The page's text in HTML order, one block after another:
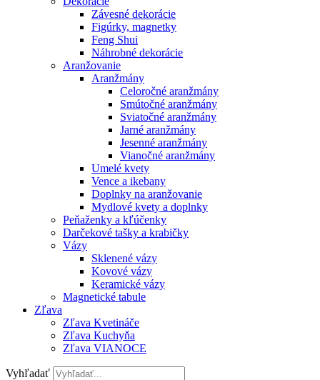
Závesné dekorácie
Figúrky, magnetky
Feng Shui
Náhrobné dekorácie
Aranžovanie
Aranžmány
Celoročné aranžmány
Smútočné aranžmány
Sviatočné aranžmány
Jarné aranžmány
Jesenné aranžmány
Vianočné aranžmány
Umelé kvety
Vence a ikebany
Doplnky na aranžovanie
Mydlové kvety a doplnky
Peňaženky a kľúčenky
Darčekové tašky a krabičky
Vázy
Sklenené vázy
Kovové vázy
Keramické vázy
Magnetické tabule
Zľava
Zľava Kvetináče
Zľava Kuchyňa
Zľava VIANOCE
Vyhľadať